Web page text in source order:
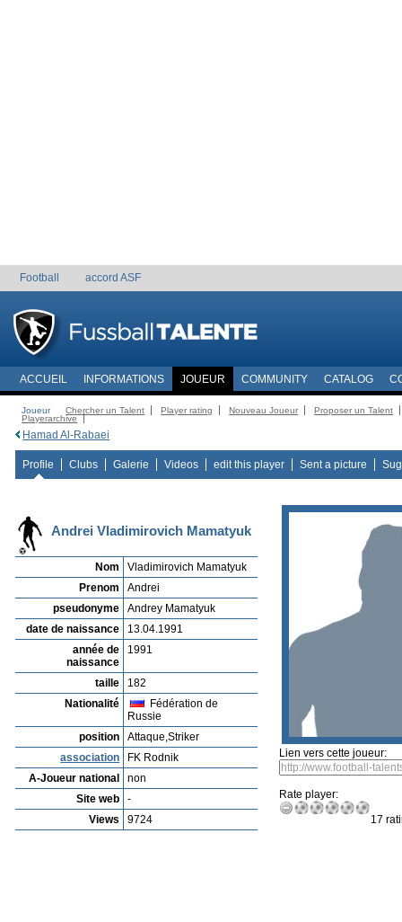
Football accord ASF
ACCUEIL INFORMATIONS JOUEUR COMMUNITY CATALOG
Joueur Chercher un Talent Player rating Nouveau Joueur
Proposer un Talent
Playerarchive
Hamad Al-Rabaei
Profile Clubs Galerie Videos edit this player Sent a picture
Andrei Vladimirovich Mamatyuk
Nom
Vladimirovich Mamatyuk
Prenom
Andrei
pseudonyme
Andrey Mamatyuk
date de naissance
13.04.1991
année de
naissance
1991
taille
182
Nationalité
Fédération de
Russie
position
Attaque,Striker
association
FK Rodnik
A-Joueur national
non
Site web
-
Views
9724
Lien vers cette joueur:
Rate player:
17